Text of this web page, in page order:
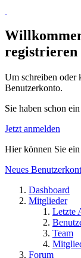
registrieren
Um schreiben oder
Benutzerkonto.
Sie haben schon
Jetzt anmelden
Hier können Sie
Neues
Dashboard
Mitglieder
Letzte
Team
Forum